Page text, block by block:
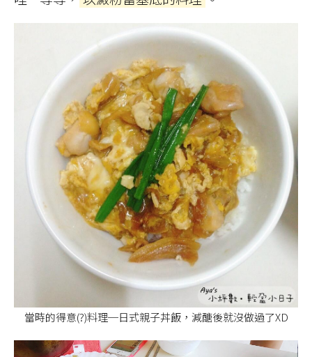
當時的得意(?)料理─日式親子丼飯，減醣後就沒做過了XD